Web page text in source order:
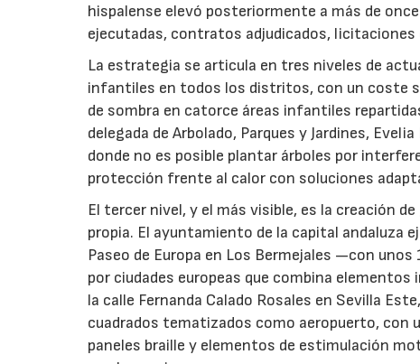
hispalense elevó posteriormente a más de
ejecutadas, contratos adjudicados,
La estrategia se articula en tres niveles de
infantiles en todos los distritos, con un coste
de sombra en catorce áreas infantiles
delegada de Arbolado, Parques y Jardines,
donde no es posible plantar árboles por
protección frente al calor con soluciones
El tercer nivel, y el más visible, es la creación
propia. El ayuntamiento de la capital andaluza
Paseo de Europa en Los Bermejales —con
por ciudades europeas que combina
la calle Fernanda Calado Rosales en Sevilla
cuadrados tematizados como aeropuerto, con
paneles braille y elementos de estimulación